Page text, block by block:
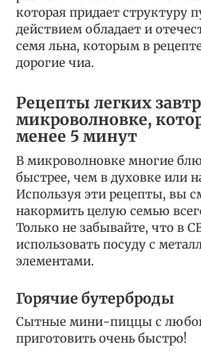
которая придает структуру
действием обладает и
семя льна, которым в
дорогие чиа.
Рецепты легких
микроволновке,
менее 5 минут
В микроволновке многие
быстрее, чем в духовке или
Используя эти рецепты, вы
накормить целую семью
Только не забывайте, что в
использовать посуду с
элементами.
Горячие бутерброды
Сытные мини-пиццы с
приготовить очень быстро!